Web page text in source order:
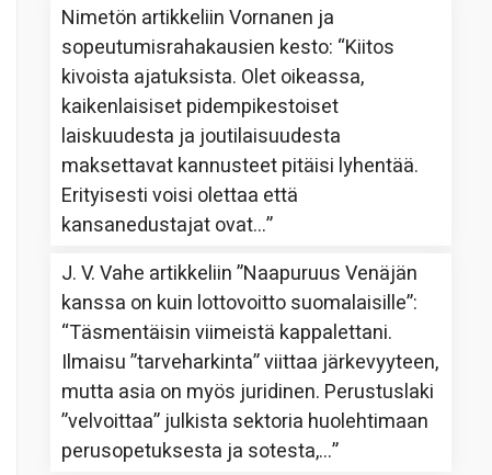
Nimetön artikkeliinVornanen ja
sopeutumisrahakausien kesto: “Kiitos
kivoista ajatuksista. Olet oikeassa,
kaikenlaisiset pidempikestoiset
laiskuudesta ja joutilaisuudesta
maksettavat kannusteet pitäisi lyhentää.
Erityisesti voisi olettaa että
kansanedustajat ovat…”
J. V. Vahe artikkeliin”Naapuruus Venäjän
kanssa on kuin lottovoitto suomalaisille”:
“Täsmentäisin viimeistä kappalettani.
Ilmaisu ”tarveharkinta” viittaa järkevyyteen,
mutta asia on myös juridinen. Perustuslaki
”velvoittaa” julkista sektoria huolehtimaan
perusopetuksesta ja sotesta,…”